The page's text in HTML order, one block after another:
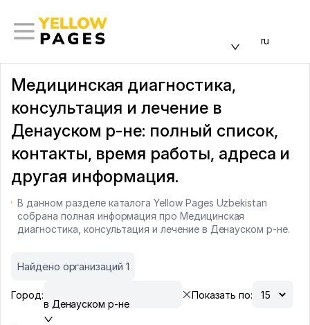
ru
Медицинская диагностика,
консультация и лечение в
Денауском р-не: полный список,
контакты, время работы, адреса и
другая информация.
В данном разделе каталога Yellow Pages Uzbekistan
собрана полная информация про Медицинская
диагностика, консультация и лечение в Денауском р-не.
Найдено организаций 1
Город:
в Денауском р-не
Показать по: